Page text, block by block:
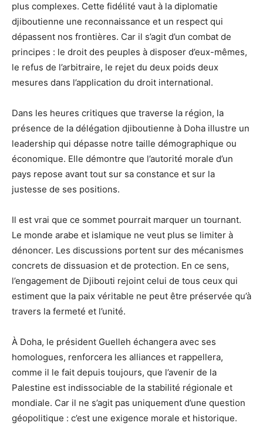
plus complexes. Cette fidélité vaut à la diplomatie
djiboutienne une reconnaissance et un respect qui
dépassent nos frontières. Car il s’agit d’un combat de
principes : le droit des peuples à disposer d’eux-mêmes,
le refus de l’arbitraire, le rejet du deux poids deux
mesures dans l’application du droit international.
Dans les heures critiques que traverse la région, la
présence de la délégation djiboutienne à Doha illustre un
leadership qui dépasse notre taille démographique ou
économique. Elle démontre que l’autorité morale d’un
pays repose avant tout sur sa constance et sur la
justesse de ses positions.
Il est vrai que ce sommet pourrait marquer un tournant.
Le monde arabe et islamique ne veut plus se limiter à
dénoncer. Les discussions portent sur des mécanismes
concrets de dissuasion et de protection. En ce sens,
l’engagement de Djibouti rejoint celui de tous ceux qui
estiment que la paix véritable ne peut être préservée qu’à
travers la fermeté et l’unité.
À Doha, le président Guelleh échangera avec ses
homologues, renforcera les alliances et rappellera,
comme il le fait depuis toujours, que l’avenir de la
Palestine est indissociable de la stabilité régionale et
mondiale. Car il ne s’agit pas uniquement d’une question
géopolitique : c’est une exigence morale et historique.